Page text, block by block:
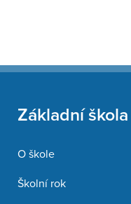
Základní škola
O škole
Školní rok